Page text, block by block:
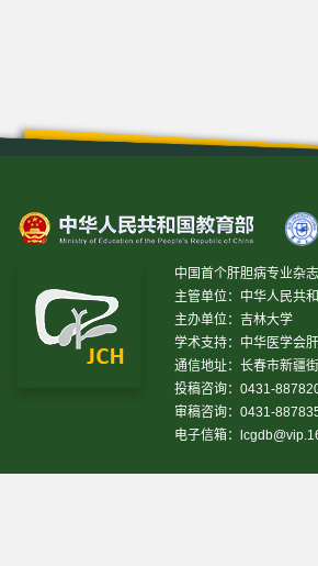
中国首个肝胆病专业杂志
主管单位：中华人民共
主办单位：吉林大学
学术支持：中华医学会
通信地址：长春市新疆
投稿咨询：0431-
审稿咨询：0431-
电子信箱：